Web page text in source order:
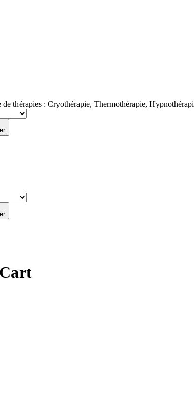
thérapies : Cryothérapie, Thermothérapie,